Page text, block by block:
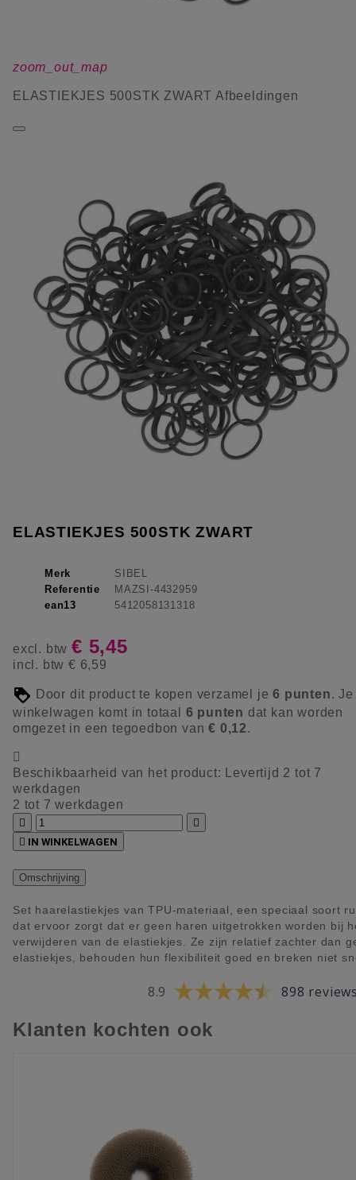
zoom_out_map
ELASTIEKJES 500STK ZWART Afbeeldingen
ELASTIEKJES 500STK ZWART
Merk
SIBEL
Referentie
MAZSI-4432959
ean13
5412058131318
excl. btw € 5,45
incl. btw € 6,59
Door dit product te kopen verzamel je6 punten. Je
winkelwagen komt in totaal 6 punten dat kan worden
omgezet in een tegoedbon van€ 0,12.

Beschikbaarheid van het product:
Levertijd 2 tot 7
werkdagen
2 tot 7 werkdagen


 IN WINKELWAGEN
Omschrijving
Set haarelastiekjes van TPU-materiaal, een speciaal soort
dat ervoor zorgt dat er geen haren uitgetrokken worden bij
verwijderen van de elastiekjes. Ze zijn relatief zachter dan
elastiekjes, behouden hun flexibiliteit goed en breken niet
8.9 898
Klanten kochten ook